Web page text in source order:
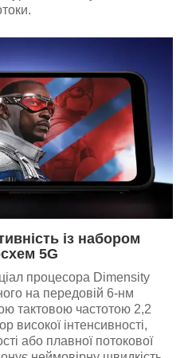
із набором
5G
процесора Dimensity
на передовій 6-нм
тактовою частотою 2,2
високої інтенсивності,
або плавної потокової